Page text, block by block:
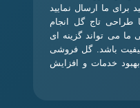
برای ما ارسال نمایید
طراحی تاج گل انجام
می تواند گزینه ای
باشد. گل فروشی
خدمات و افزایش